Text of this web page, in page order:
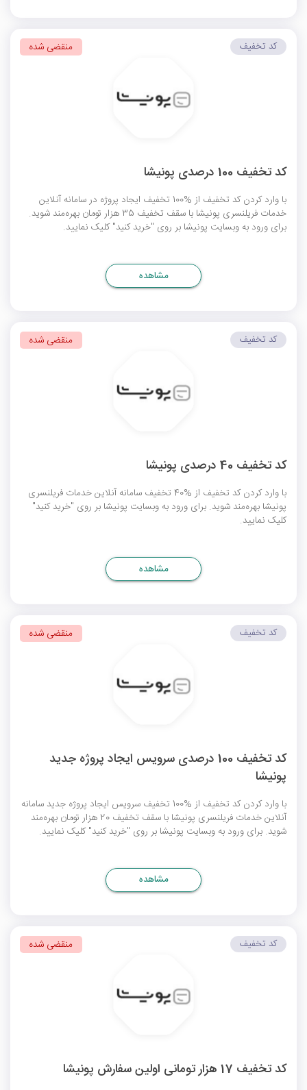
کد تخفیف 100 درصدی پونیشا
با وارد کردن کد تخفیف از %100 تخفیف ایجاد پروژه در سامانه آنلاین
خدمات فریلنسری پونیشا با سقف تخفیف 35 هزار تومان بهره‌مند شوید.
برای ورود به وبسایت پونیشا بر روی "خرید کنید" کلیک نمایید.
کد تخفیف منقضی شده
مشاهده
کد تخفیف 40 درصدی پونیشا
با وارد کردن کد تخفیف از %40 تخفیف سامانه آنلاین خدمات فریلنسری
پونیشا بهره‌مند شوید. برای ورود به وبسایت پونیشا بر روی "خرید کنید"
کلیک نمایید.
کد تخفیف منقضی شده
مشاهده
کد تخفیف 100 درصدی سرویس ایجاد پروژه جدید
پونیشا
با وارد کردن کد تخفیف از %100 تخفیف سرویس ایجاد پروژه جدید سامانه
آنلاین خدمات فریلنسری پونیشا با سقف تخفیف 20 هزار تومان بهره‌مند
شوید. برای ورود به وبسایت پونیشا بر روی "خرید کنید" کلیک نمایید.
کد تخفیف منقضی شده
مشاهده
کد تخفیف 17 هزار تومانی اولین سفارش پونیشا
کد تخفیف منقضی شده